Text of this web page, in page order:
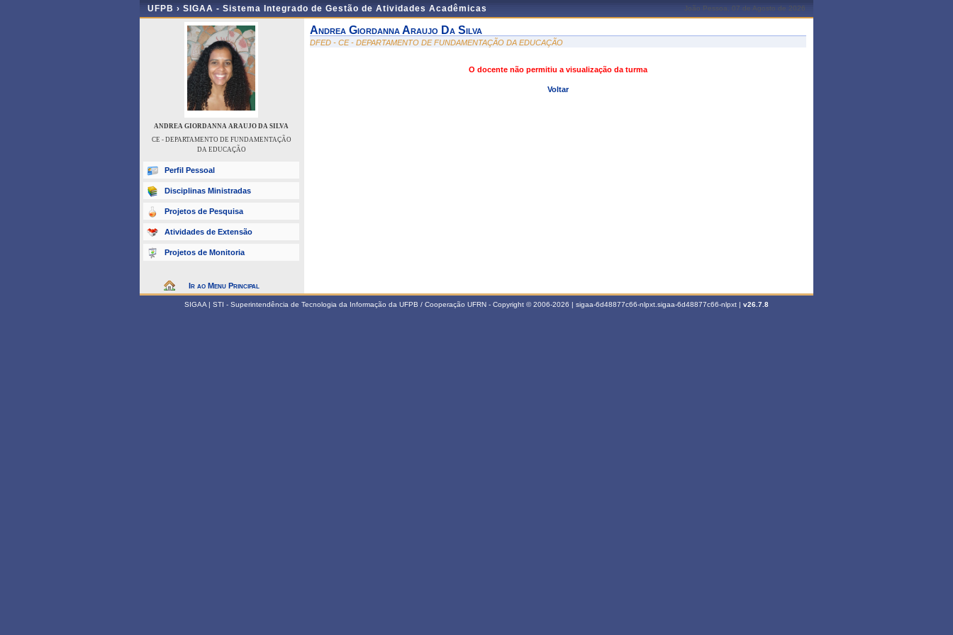
UFPB › SIGAA - Sistema Integrado de Gestão de Atividades Acadêmicas João Pessoa, 07 de Agosto de 2026
ANDREA GIORDANNA ARAUJO DA SILVA
CE - DEPARTAMENTO DE FUNDAMENTAÇÃO
DA EDUCAÇÃO
Perfil Pessoal
Disciplinas Ministradas
Projetos de Pesquisa
Atividades de Extensão
Projetos de Monitoria
Ir ao Menu Principal
Andrea Giordanna Araujo Da Silva
DFED - CE - DEPARTAMENTO DE FUNDAMENTAÇÃO DA EDUCAÇÃO
O docente não permitiu a visualização da turma
Voltar
SIGAA | STI - Superintendência de Tecnologia da Informação da UFPB / Cooperação UFRN - Copyright © 2006-2026 | sigaa-6d48877c66-nlpxt.sigaa-6d48877c66-nlpxt | v26.7.8